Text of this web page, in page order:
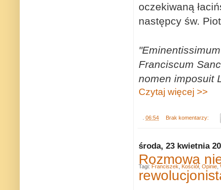
oczekiwaną
następcy św.
Franciscum
nomen imposuit
Czytaj więcej >>
06:54 Brak komentarzy:
środa, 23 kwietnia
Rozmowa
Tagi: Franciszek Kościół, Opinie